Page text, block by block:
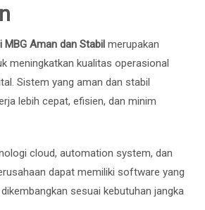
MBG Aman dan Stabil merupakan
meningkatkan kualitas operasional
Sistem yang aman dan stabil
lebih cepat, efisien, dan minim
cloud, automation system, dan
dapat memiliki software yang
sesuai kebutuhan jangka